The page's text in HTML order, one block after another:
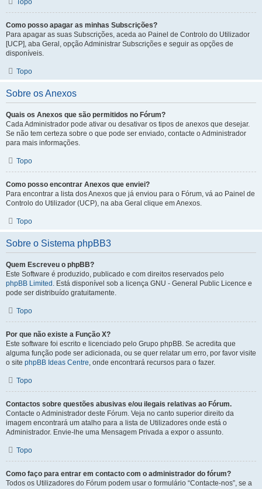
Topo
Como posso apagar as minhas Subscrições?
Para apagar as suas Subscrições, aceda ao Painel de Controlo do Utilizador
[UCP], aba Geral, opção Administrar Subscrições e seguir as opções de
disponíveis.
Topo
Sobre os Anexos
Quais os Anexos que são permitidos no Fórum?
Cada Administrador pode ativar ou desativar os tipos de anexos que desejar.
Se não tem certeza sobre o que pode ser enviado, contacte o Administrador
para mais informações.
Topo
Como posso encontrar Anexos que enviei?
Para encontrar a lista dos Anexos que já enviou para o Fórum, vá ao Painel de
Controlo do Utilizador (UCP), na aba Geral clique em Anexos.
Topo
Sobre o Sistema phpBB3
Quem Escreveu o phpBB?
Este Software é produzido, publicado e com direitos reservados pelo
phpBB Limited . Está disponível sob a licença GNU - General Public Licence e
pode ser distribuído gratuitamente.
Topo
Por que não existe a Função X?
Este software foi escrito e licenciado pelo Grupo phpBB. Se acredita que
alguma função pode ser adicionada, ou se quer relatar um erro, por favor visite
o site phpBB Ideas Centre, onde encontrará recursos para o fazer.
Topo
Contactos sobre questões abusivas e/ou ilegais relativas ao Fórum.
Contacte o Administrador deste Fórum. Veja no canto superior direito da
imagem encontrará um atalho para a lista de Utilizadores onde está o
Administrador. Envie-lhe uma Mensagem Privada a expor o assunto.
Topo
Como faço para entrar em contacto com o administrador do fórum?
Todos os Utilizadores do Fórum podem usar o formulário “Contacte-nos”, se a